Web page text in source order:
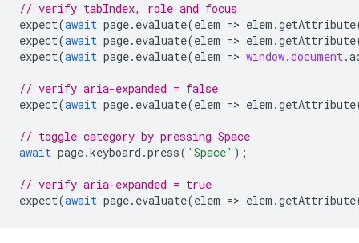
// verify tabIndex, role and focus
expect(await page. evaluate(elem => elem .getAttribute
expect(await page. evaluate(elem => elem .getAttribute
expect(await page. evaluate(elem => window.document.
// verify aria-expanded = false
expect(await page. evaluate(elem => elem .getAttribute
// toggle category by pressing Space
await page.keyboard .press( 'Space' );
// verify aria-expanded = true
expect(await page. evaluate(elem => elem .getAttribute